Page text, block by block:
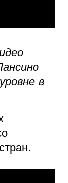
в